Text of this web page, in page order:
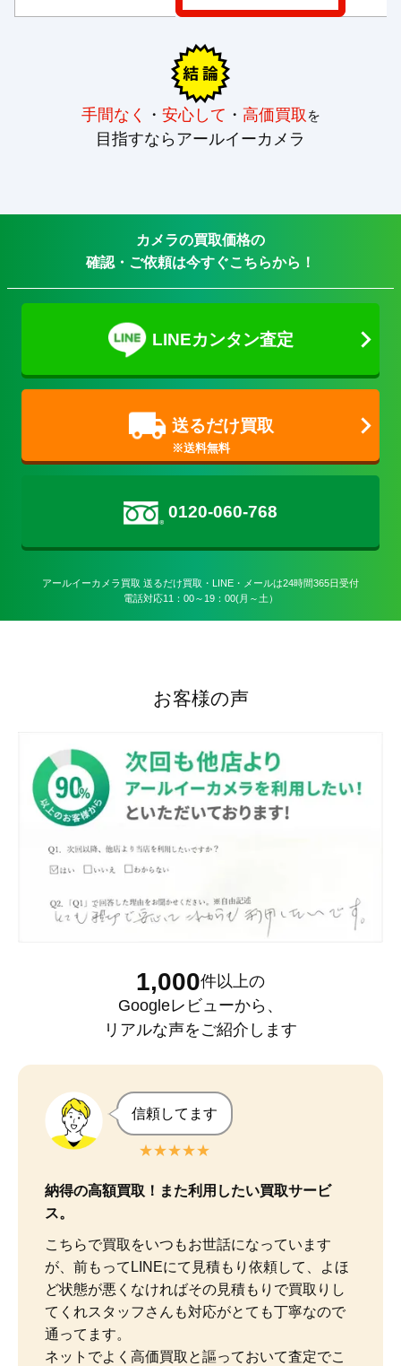
手間なく ・ 安心して ・ 高価買取 を
目指すならアールイーカメラ
カメラの買取価格の
確認・ご依頼は今すぐこちらから！
LINEカンタン査定
送るだけ買取
0120-060-768
アールイーカメラ買取 送るだけ買取・LINE・メールは24時間365日受付
電話対応11：00～19：00(月～土）
お客様の声
1,000件以上の
Googleレビューから、
リアルな声をご紹介します
信頼してます
★★★★★
納得の高額買取！また利用したい買取サービ
ス。
こちらで買取をいつもお世話になっています
が、前もってLINEにて見積もり依頼して、よほ
ど状態が悪くなければその見積もりで買取りし
てくれスタッフさんも対応がとても丁寧なので
通ってます。
ネットでよく高価買取と謳っておいて査定でこ